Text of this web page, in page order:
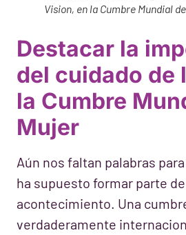
Vision, en la Cumbre Mundial
Destacar la
del cuidado de
la Cumbre
Mujer
Aún nos faltan palabras
ha supuesto formar parte
acontecimiento. Una
verdaderamente